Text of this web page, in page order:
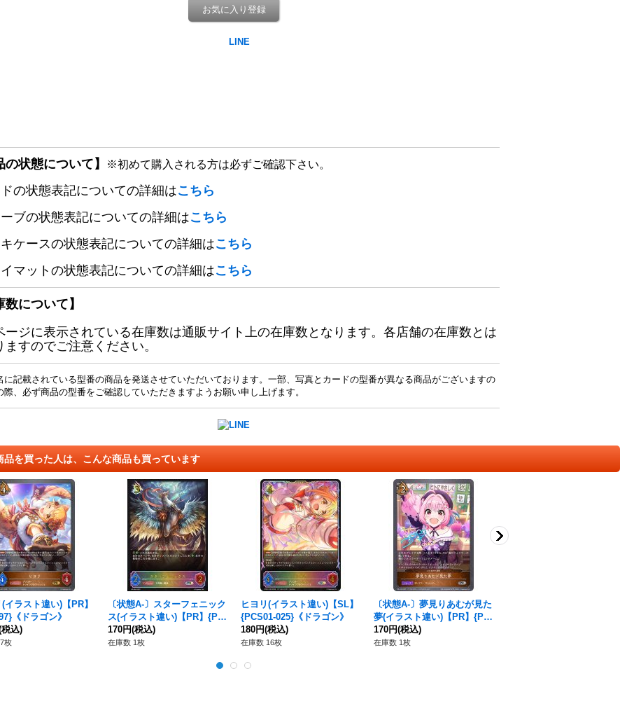
お気に入り登録
の状態について】 ※初めて購入される方は必ずご確認下さい。
の状態表記についての詳細はこちら
ブの状態表記についての詳細はこちら
ケースの状態表記についての詳細はこちら
マットの状態表記についての詳細はこちら
数について】
ージに表示されている在庫数は通販サイト上の在庫数となります。各店舗の在庫数とは
ますのでご注意ください。
記載されている型番の商品を発送させていただいております。一部、写真とカードの型番が異なる商品がございますの
際、必ず商品の型番をご確認していただきますようお願い申し上げます。
品を買った人は、こんな商品も買っています
イラスト違い)【PR】
《ドラゴン》
税込)
枚
〔状態A-〕スターフェニック
ス(イラスト違い)【PR】{PR-
084}《ドラゴン》
170円(税込)
在庫数 1枚
ヒヨリ(イラスト違い)【SL】
{PCS01-025}《ドラゴン》
180円(税込)
在庫数 16枚
〔状態A-〕夢見りあむが見た
夢(イラスト違い)【PR】{PR-
148}《ドラゴン》
170円(税込)
在庫数 1枚